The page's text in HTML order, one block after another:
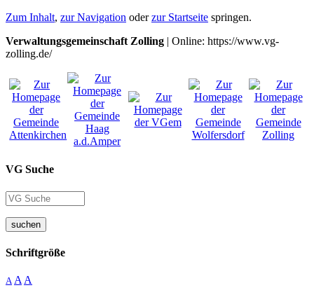
Zum Inhalt, zur Navigation oderzur Startseite springen.
Verwaltungsgemeinschaft Zolling | Online: https://www.vg-
zolling.de/
VG Suche
suchen
Schriftgröße
A A A